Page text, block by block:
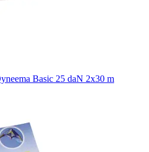
Basic 25 daN 2x30 m